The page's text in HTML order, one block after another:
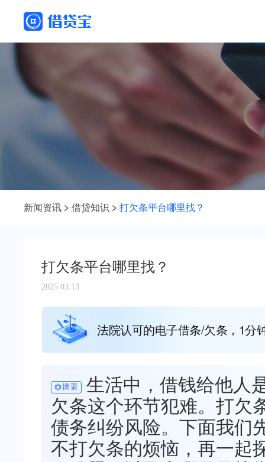
新闻资讯 借贷知识 打欠条平台哪里找？
打欠条平台哪里找？
2025.03.13
法院认可的电子借条/欠条，1分
摘要
生活中，借钱给他人
欠条这个环节犯难。打欠
债务纠纷风险。下面我们
不打欠条的烦恼，再一起